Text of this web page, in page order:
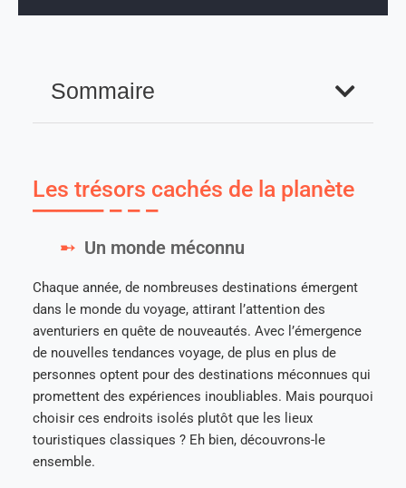
Sommaire
Les trésors cachés de la planète
Un monde méconnu
Chaque année, de nombreuses destinations émergent
dans le monde du voyage, attirant l’attention des
aventuriers en quête de nouveautés. Avec l’émergence
de nouvelles tendances voyage, de plus en plus de
personnes optent pour des destinations méconnues qui
promettent des expériences inoubliables. Mais pourquoi
choisir ces endroits isolés plutôt que les lieux
touristiques classiques ? Eh bien, découvrons-le
ensemble.